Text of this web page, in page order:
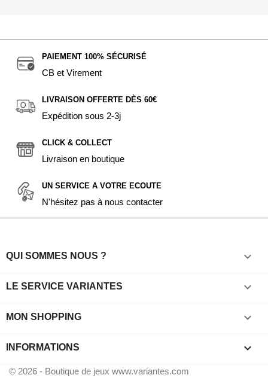
PAIEMENT 100% SÉCURISÉ
CB et Virement
LIVRAISON OFFERTE DÈS 60€
Expédition sous 2-3j
CLICK & COLLECT
Livraison en boutique
UN SERVICE A VOTRE ECOUTE
N'hésitez pas à nous contacter
QUI SOMMES NOUS ? 
LE SERVICE VARIANTES 
MON SHOPPING 
INFORMATIONS keyboard_arrow_down
© 2026 - Boutique de jeux www.variantes.com